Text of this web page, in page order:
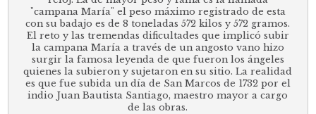
"campana María" el peso máximo registrado de esta
con su badajo es de 8 toneladas 572 kilos y 572 gramos.
El reto y las tremendas dificultades que implicó subir
la campana María a través de un angosto vano hizo
surgir la famosa leyenda de que fueron los ángeles
quienes la subieron y sujetaron en su sitio. La realidad
es que fue subida un día de San Marcos de 1732 por el
indio Juan Bautista Santiago, maestro mayor a cargo
de las obras.